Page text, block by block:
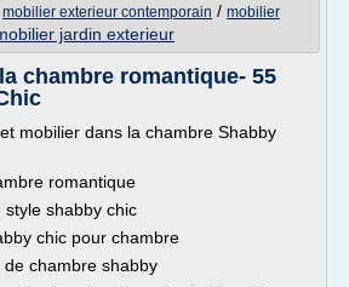
mobilier exterieur contemporain / mobilier
jardin exterieur
chambre romantique- 55
mobilier dans la chambre Shabby
romantique
style shabby chic
chic pour chambre
chambre shabby